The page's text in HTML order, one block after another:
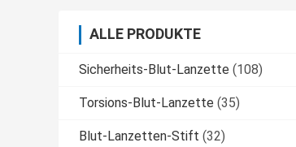
ALLE PRODUKTE
Sicherheits-Blut-Lanzette (108)
Torsions-Blut-Lanzette (35)
Blut-Lanzetten-Stift (32)